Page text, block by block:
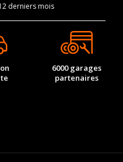
derniers mois
6000 garages
partenaires